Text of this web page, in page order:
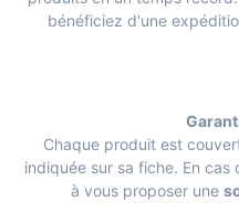
bénéficiez d'une
Chaque produit est
indiquée sur sa fiche. En
à vous proposer une